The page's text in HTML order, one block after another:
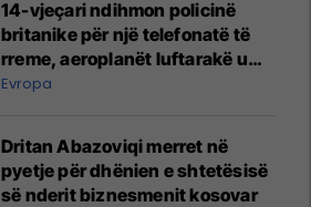
14-vjeçari ndihmon policinë
britanike për një telefonatë të
rreme, aeroplanët luftarakë u
ngritën në ajër për të
Mançesterit
Evropa
Dritan Abazoviqi merret në
pyetje për dhënien e shtetësisë
së nderit biznesmenit kosovar